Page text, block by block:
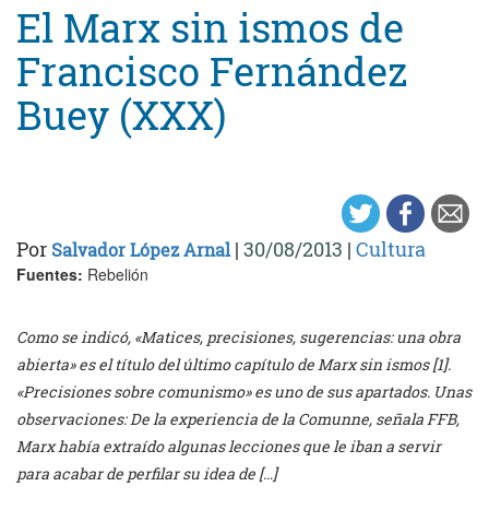
El Marx sin ismos de
Francisco Fernández
Buey (XXX)
Por Salvador López Arnal| 30/08/2013 | Cultura
Fuentes: Rebelión
Como se indicó, «Matices, precisiones, sugerencias: una obra
abierta» es el título del último capítulo de Marx sin ismos [1].
«Precisiones sobre comunismo» es uno de sus apartados. Unas
observaciones: De la experiencia de la Comunne, señala FFB,
Marx había extraído algunas lecciones que le iban a servir
para acabar de perfilar su idea de […]